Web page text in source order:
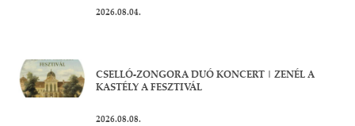
2026.08.04.
CSELLÓ-ZONGORA DUÓ KONCERT | ZENÉL A
KASTÉLY A FESZTIVÁL
2026.08.08.